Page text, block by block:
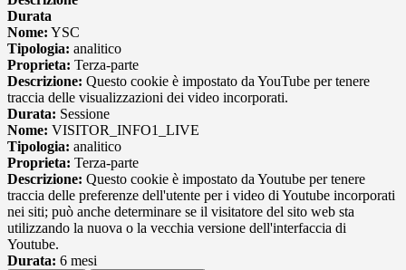
Durata
Nome: YSC
Tipologia: analitico
Proprieta: Terza-parte
Descrizione: Questo cookie è impostato da YouTube per tenere
traccia delle visualizzazioni dei video incorporati.
Durata: Sessione
Nome: VISITOR_INFO1_LIVE
Tipologia: analitico
Proprieta: Terza-parte
Descrizione: Questo cookie è impostato da Youtube per tenere
traccia delle preferenze dell'utente per i video di Youtube incorporati
nei siti; può anche determinare se il visitatore del sito web sta
utilizzando la nuova o la vecchia versione dell'interfaccia di
Youtube.
Durata: 6 mesi